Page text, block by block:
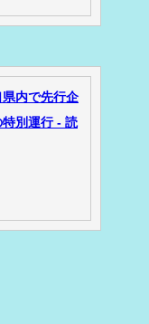
県内で先行企
別運行 - 読